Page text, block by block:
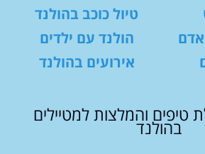
טיול כוכב בהולנד
הולנד עם ילדים
אירועים בהולנד
טיפים והמלצות למטיילים
בהולנד